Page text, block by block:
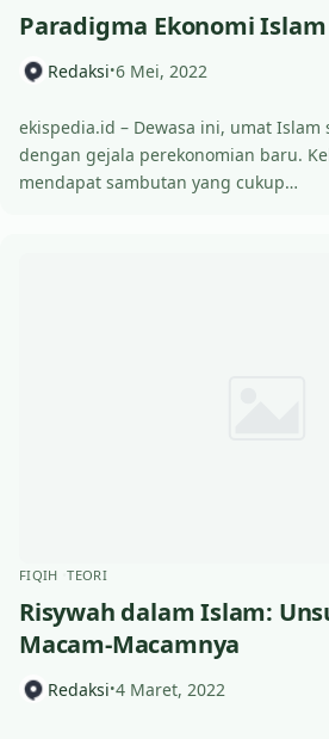
Paradigma Ekonomi Islam
Redaksi•6 Mei, 2022
ekispedia.id – Dewasa ini, umat
dengan gejala perekonomian baru.
mendapat sambutan yang cukup…
FIQIH TEORI
Risywah dalam Islam:
Macam-Macamnya
Redaksi•4 Maret, 2022